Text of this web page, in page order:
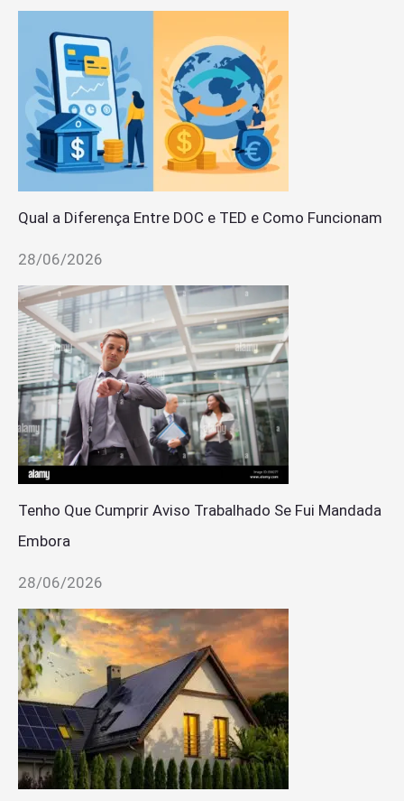
Qual a Diferença Entre DOC e TED e Como Funcionam
28/06/2026
Tenho Que Cumprir Aviso Trabalhado Se Fui Mandada
Embora
28/06/2026